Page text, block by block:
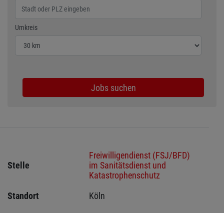
Umkreis
Wählen Sie den Umkreis für die Jobsuche
Jobs suchen
Stelle
Freiwilligendienst (FSJ/BFD)
im Sanitätsdienst und
Katastrophenschutz
Standort
Köln